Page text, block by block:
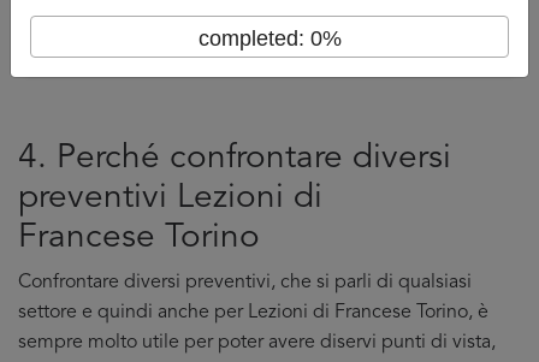
Confronta prezzi
4. Perché confrontare diversi
preventivi Lezioni di
Francese Torino
Confrontare diversi preventivi, che si parli di qualsiasi
settore e quindi anche per Lezioni di Francese Torino, è
sempre molto utile per poter avere diservi punti di vista,
completed: 0%